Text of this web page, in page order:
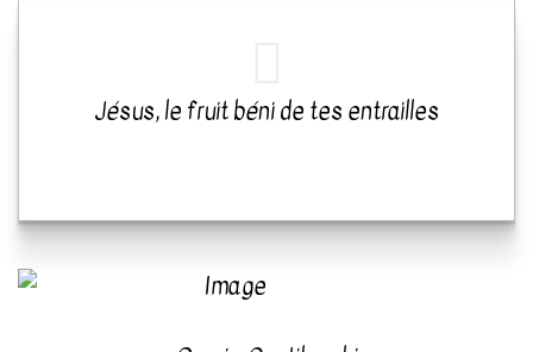
Jésus, le fruit béni de tes entrailles